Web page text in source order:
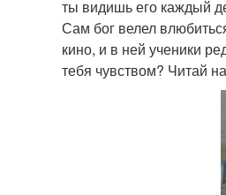
ты видишь его каждый
Сам бог велел
кино, и в ней ученики
тебя чувством? Читай